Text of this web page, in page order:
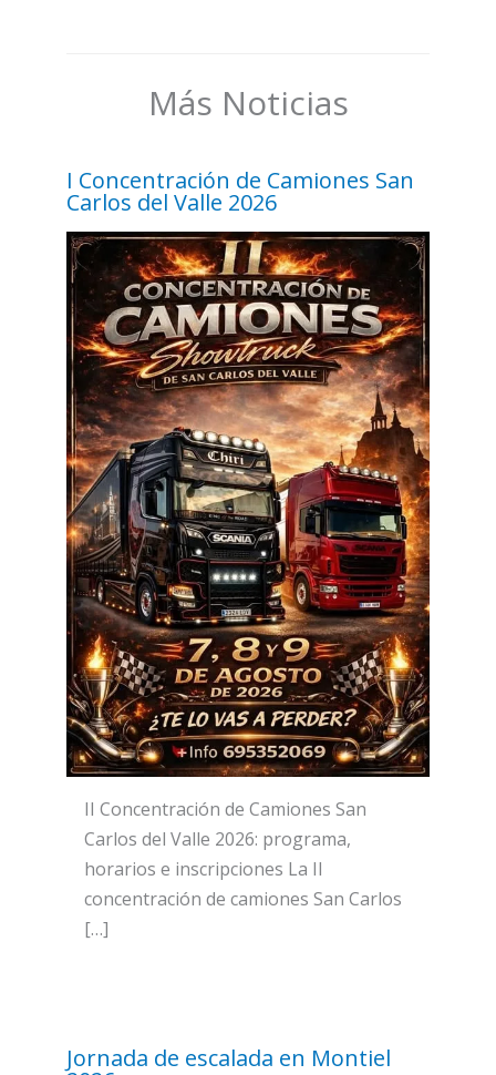
Más Noticias
I Concentración de Camiones San
Carlos del Valle 2026
II Concentración de Camiones San
Carlos del Valle 2026: programa,
horarios e inscripciones La II
concentración de camiones San Carlos
[…]
Jornada de escalada en Montiel